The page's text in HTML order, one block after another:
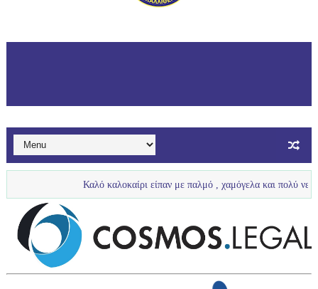
Καλό καλοκαίρι είπαν με παλμό , χαμόγελα και πολύ νερό τα